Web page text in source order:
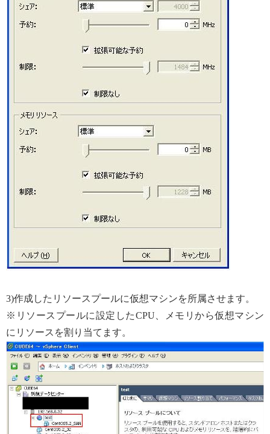
3)作成したリソースプールに仮想マシンを所属させます。
※リソースプールに設定したCPU、メモリから仮想マシン
にリソースを割り当てます。